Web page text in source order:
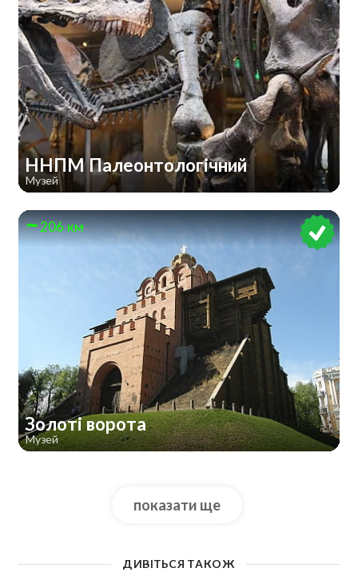
ННПМ Палеонтологічний
Музей
206 км
Золоті ворота
Музей
показати ще
ДИВІТЬСЯ ТАКОЖ